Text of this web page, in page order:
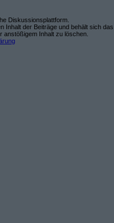
Diskussionsplattform.
Inhalt der Beiträge und behält sich das
anstößigem Inhalt zu löschen.